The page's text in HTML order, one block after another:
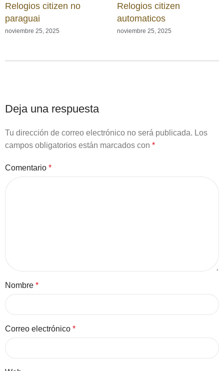
Relogios citizen no
paraguai
noviembre 25, 2025
Relogios citizen
automaticos
noviembre 25, 2025
Deja una respuesta
Tu dirección de correo electrónico no será publicada. Los
campos obligatorios están marcados con *
Comentario *
Nombre *
Correo electrónico *